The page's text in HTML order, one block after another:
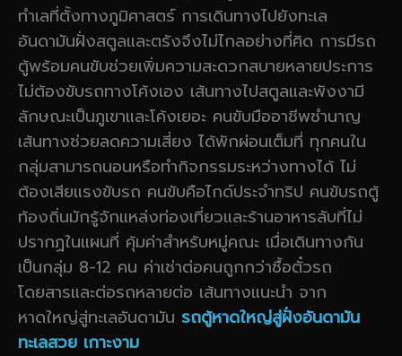
ทำเลที่ตั้งทางภูมิศาสตร์ การเดินทางไปยังทะเล
อันดามันฝั่งสตูลและตรังจึงไม่ไกลอย่างที่คิด การมีรถ
ตู้พร้อมคนขับช่วยเพิ่มความสะดวกสบายหลายประการ
ไม่ต้องขับรถทางโค้งเอง เส้นทางไปสตูลและพังงามี
ลักษณะเป็นภูเขาและโค้งเยอะ คนขับมืออาชีพชำนาญ
เส้นทางช่วยลดความเสี่ยง ได้พักผ่อนเต็มที่ ทุกคนใน
กลุ่มสามารถนอนหรือทำกิจกรรมระหว่างทางได้ ไม่
ต้องเสียแรงขับรถ คนขับคือไกด์ประจำทริป คนขับรถตู้
ท้องถิ่นมักรู้จักแหล่งท่องเที่ยวและร้านอาหารลับที่ไม่
ปรากฏในแผนที่ คุ้มค่าสำหรับหมู่คณะ เมื่อเดินทางกัน
เป็นกลุ่ม 8-12 คน ค่าเช่าต่อคนถูกกว่าซื้อตั๋วรถ
โดยสารและต่อรถหลายต่อ เส้นทางแนะนำ จาก
หาดใหญ่สู่ทะเลอันดามัน รถตู้หาดใหญ่สู่ฝั่งอันดามัน
ทะเลสวย เกาะงาม